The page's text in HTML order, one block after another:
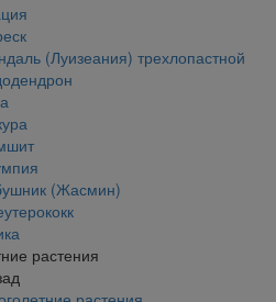
(Луизеания) трехлопастной
(Жасмин)
растения